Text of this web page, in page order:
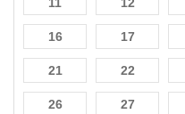
16 17
21 22
26 27